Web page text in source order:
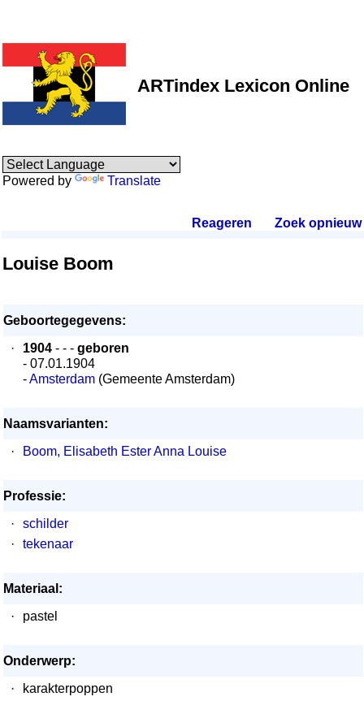
ARTindex Lexicon Online
Powered by Translate
Reageren Zoek opnieuw.
Louise Boom
Geboortegegevens:
·
1904 - - - geboren
- 07.01.1904
-Amsterdam (Gemeente Amsterdam)
Naamsvarianten:
·
Boom, Elisabeth Ester Anna Louise
Professie:
·
schilder
·
tekenaar
Materiaal:
·
pastel
Onderwerp:
·
karakterpoppen